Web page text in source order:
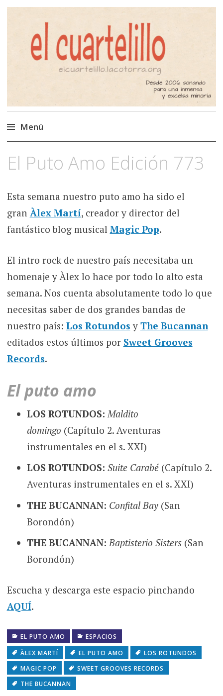
El Cuartelillo
Programa de radio de música
independiente. Podcast
Menú
al
El Puto Amo Edición 773
Esta semana nuestro puto amo ha sido el
gran Àlex Martí, creador y director del
fantástico blog musical Magic Pop.
El intro rock de nuestro país necesitaba un
homenaje y Àlex lo hace por todo lo alto esta
semana. Nos cuenta absolutamente todo lo que
necesitas saber de dos grandes bandas de
nuestro país: Los Rotundos y The Bucannan
editados estos últimos por Sweet Grooves
Records.
El puto amo
LOS ROTUNDOS: Maldito
domingo (Capítulo 2. Aventuras
instrumentales en el s. XXI)
LOS ROTUNDOS: Suite Carabé(Capítulo 2.
Aventuras instrumentales en el s. XXI)
THE BUCANNAN: Confital Bay(San
Borondón)
THE BUCANNAN: Baptisterio Sisters(San
Borondón)
Escucha y descarga este espacio pinchando
AQUÍ.
EL PUTO AMO
ESPACIOS
ÀLEX MARTÍ
EL PUTO AMO
LOS ROTUNDOS
MAGIC POP
SWEET GROOVES RECORDS
THE BUCANNAN